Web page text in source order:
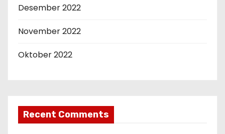
Desember 2022
November 2022
Oktober 2022
Recent Comments